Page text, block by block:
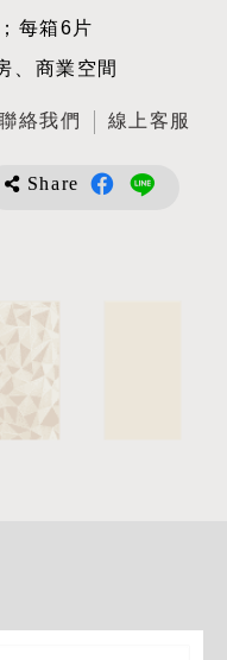
每箱6片
、商業空間
絡我們 線上客服
Share